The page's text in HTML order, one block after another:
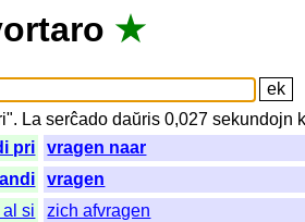
★
La serĉado daŭris 0,027sekundojn
pri
vragen naar
vragen
si
zich afvragen